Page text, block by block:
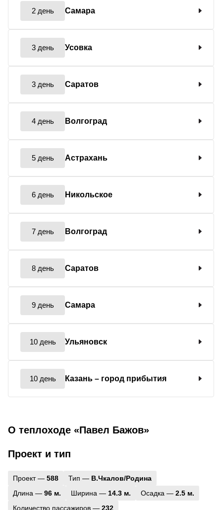
2 день Самара
3 день Усовка
3 день Саратов
4 день Волгоград
5 день Астрахань
6 день Никольское
7 день Волгоград
8 день Саратов
9 день Самара
10 день Ульяновск
10 день Казань – город прибытия
О теплоходе «Павел Бажов»
Проект и тип
Проект — 588 Тип — В.Чкалов/Родина
Длина — 96 м. Ширина — 14.3 м. Осадка — 2.5 м.
Количество пассажиров — 232